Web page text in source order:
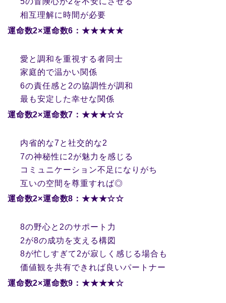
相互理解に時間が必要
運命数2×運命数6：★★★★★
愛と調和を重視する者同士
家庭的で温かい関係
6の責任感と2の協調性が調和
最も安定した幸せな関係
運命数2×運命数7：★★★☆☆
内省的な7と社交的な2
7の神秘性に2が魅力を感じる
コミュニケーション不足になりがち
互いの空間を尊重すれば◎
運命数2×運命数8：★★★☆☆
8の野心と2のサポート力
2が8の成功を支える構図
8が忙しすぎて2が寂しく感じる場合も
価値観を共有できれば良いパートナー
運命数2×運命数9：★★★★☆